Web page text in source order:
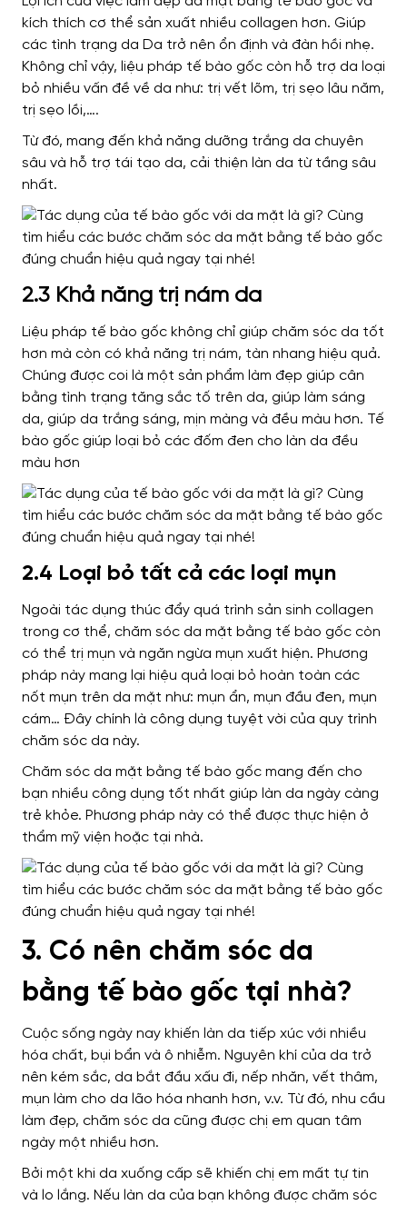
kích thích cơ thể sản xuất nhiều collagen hơn. Giúp
các tình trạng da Da trở nên ổn định và đàn hồi nhẹ.
Không chỉ vậy, liệu pháp tế bào gốc còn hỗ trợ da loại
bỏ nhiều vấn đề về da như: trị vết lõm, trị sẹo lâu năm,
trị sẹo lồi,….
Từ đó, mang đến khả năng dưỡng trắng da chuyên
sâu và hỗ trợ tái tạo da, cải thiện làn da từ tầng sâu
nhất.
2.3 Khả năng trị nám da
Liệu pháp tế bào gốc không chỉ giúp chăm sóc da tốt
hơn mà còn có khả năng trị nám, tàn nhang hiệu quả.
Chúng được coi là một sản phẩm làm đẹp giúp cân
bằng tình trạng tăng sắc tố trên da, giúp làm sáng
da, giúp da trắng sáng, mịn màng và đều màu hơn. Tế
bào gốc giúp loại bỏ các đốm đen cho làn da đều
màu hơn
2.4 Loại bỏ tất cả các loại mụn
Ngoài tác dụng thúc đẩy quá trình sản sinh collagen
trong cơ thể, chăm sóc da mặt bằng tế bào gốc còn
có thể trị mụn và ngăn ngừa mụn xuất hiện. Phương
pháp này mang lại hiệu quả loại bỏ hoàn toàn các
nốt mụn trên da mặt như: mụn ẩn, mụn đầu đen, mụn
cám… Đây chính là công dụng tuyệt vời của quy trình
chăm sóc da này.
Chăm sóc da mặt bằng tế bào gốc mang đến cho
bạn nhiều công dụng tốt nhất giúp làn da ngày càng
trẻ khỏe. Phương pháp này có thể được thực hiện ở
thẩm mỹ viện hoặc tại nhà.
3. Có nên chăm sóc da
bằng tế bào gốc tại nhà?
Cuộc sống ngày nay khiến làn da tiếp xúc với nhiều
hóa chất, bụi bẩn và ô nhiễm. Nguyên khí của da trở
nên kém sắc, da bắt đầu xấu đi, nếp nhăn, vết thâm,
mụn làm cho da lão hóa nhanh hơn, v.v. Từ đó, nhu cầu
làm đẹp, chăm sóc da cũng được chị em quan tâm
ngày một nhiều hơn.
Bởi một khi da xuống cấp sẽ khiến chị em mất tự tin
và lo lắng. Nếu làn da của bạn không được chăm sóc